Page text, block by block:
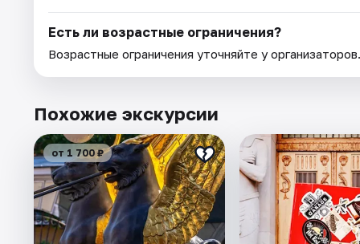
Есть ли возрастные ограничения?
Возрастные ограничения уточняйте у организаторов.
Похожие экскурсии
от 1 700 ₽